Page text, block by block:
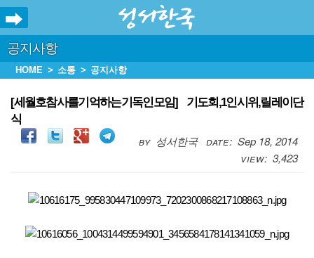
공지사항
HOME 소통 공지사항
[세월호참사를기억하는기독인모임] 기도회,1인시위,릴레이단
식
성서한국
Sep 18, 2014
3,423